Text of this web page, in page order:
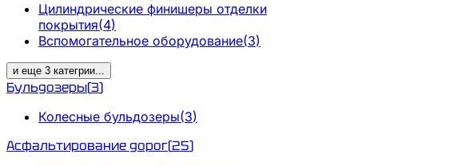
Цилиндрические финишеры отделки
покрытия(4)
Вспомогательное оборудование(3)
и еще 3 категрии...
Бульдозеры(3)
Колесные бульдозеры(3)
Асфальтирование дорог(25)